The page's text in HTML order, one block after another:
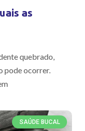
as
quebrado,
pode ocorrer.
SAÚDE BUCAL